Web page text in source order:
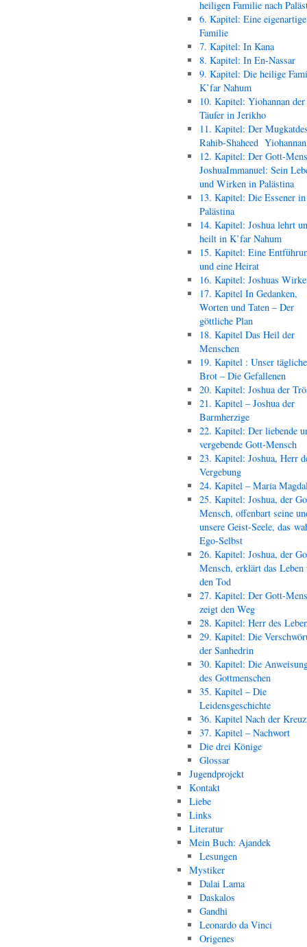
heiligen Familie nach
6. Kapitel: Eine eigenartige
Familie
7. Kapitel: In Kana
8. Kapitel: In En-Nassar
9. Kapitel: Die heilige
K’far Nahum
10. Kapitel: Yiohannan der
Täufer in Jerikho
11. Kapitel: Der
Rahib-Shaheed
12. Kapitel: Der Gott-
JoshuaImmanuel: Sein
und Wirken in Palästina
13. Kapitel: Die Essener in
Palästina
14. Kapitel: Joshua lehrt
heilt in K’far Nahum
15. Kapitel: Eine
und eine Heirat
16. Kapitel: Joshuas
17. Kapitel In Gedanken,
Worten und Taten – Der
göttliche Plan
18. Kapitel Das Heil der
Menschen
19. Kapitel : Unser
Brot – Die Gefallenen
20. Kapitel: Joshua der
21. Kapitel – Joshua der
Barmherzige
22. Kapitel: Der liebende
vergebende Gott-Mensch
23. Kapitel: Joshua, Herr
Vergebung
24. Kapitel – Maria
25. Kapitel: Joshua, der
Mensch, offenbart seine
unsere Geist-Seele, das
Ego-Selbst
26. Kapitel: Joshua, der
Mensch, erklärt das Leben
den Tod
27. Kapitel: Der Gott-
zeigt den Weg
28. Kapitel: Herr des
29. Kapitel: Die
der Sanhedrin
30. Kapitel: Die
des Gottmenschen
35. Kapitel – Die
Leidensgeschichte
36. Kapitel Nach der
37. Kapitel – Nachwort
Die drei Könige
Glossar
Jugendprojekt
Kontakt
Liebe
Links
Literatur
Mein Buch: Ajandek
Lesungen
Mystiker
Dalai Lama
Daskalos
Gandhi
Leonardo da Vinci
Origenes